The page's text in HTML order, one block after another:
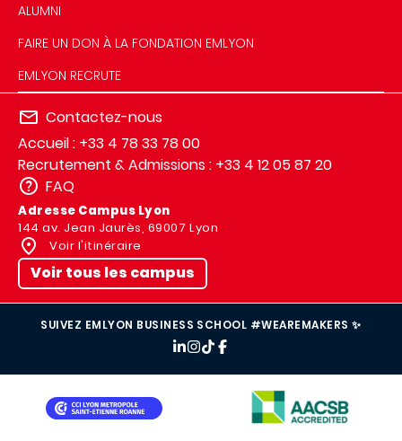
ALUMNI
FAIRE UN DON À LA FONDATION EMLYON
EMLYON RECRUTE
Contactez-nous
Accueil : +33 4 78 33 78 00
Recrutement & Admissions : +33 4 12 05 87 20
FAQ
Adresse Campus Lyon
144 av. Jean Jaurès, 69007 Lyon
Voir l'itinéraire
Voir tous les campus
SUIVEZ EMLYON BUSINESS SCHOOL #WEAREMAKERS ✨
IMAGE